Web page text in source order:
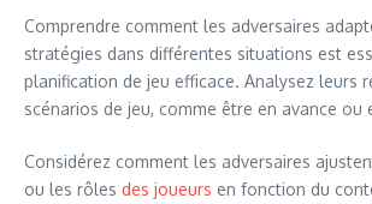
Comprendre comment les adversaires
stratégies dans différentes situations est
planification de jeu efficace. Analysez leurs
scénarios de jeu, comme être en avance ou
Considérez comment les adversaires
ou les rôles des joueurs en fonction du